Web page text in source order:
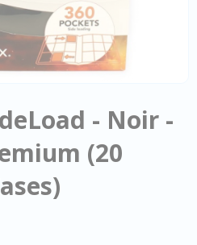
- Noir -
(20